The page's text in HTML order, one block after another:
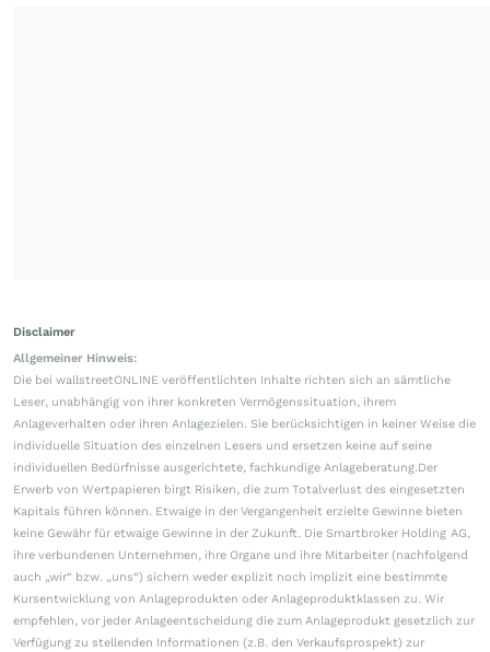
Disclaimer
Allgemeiner Hinweis:
Die bei wallstreetONLINE veröffentlichten Inhalte richten sich an sämtliche
Leser, unabhängig von ihrer konkreten Vermögenssituation, ihrem
Anlageverhalten oder ihren Anlagezielen. Sie berücksichtigen in keiner Weise die
individuelle Situation des einzelnen Lesers und ersetzen keine auf seine
individuellen Bedürfnisse ausgerichtete, fachkundige Anlageberatung.Der
Erwerb von Wertpapieren birgt Risiken, die zum Totalverlust des eingesetzten
Kapitals führen können. Etwaige in der Vergangenheit erzielte Gewinne bieten
keine Gewähr für etwaige Gewinne in der Zukunft. Die Smartbroker Holding AG,
ihre verbundenen Unternehmen, ihre Organe und ihre Mitarbeiter (nachfolgend
auch „wir“ bzw. „uns“) sichern weder explizit noch implizit eine bestimmte
Kursentwicklung von Anlageprodukten oder Anlageproduktklassen zu. Wir
empfehlen, vor jeder Anlageentscheidung die zum Anlageprodukt gesetzlich zur
Verfügung zu stellenden Informationen (z.B. den Verkaufsprospekt) zur